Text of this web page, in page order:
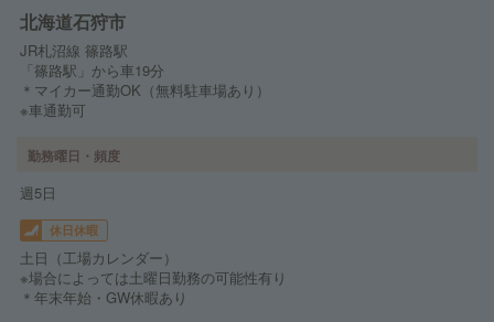
北海道石狩市
JR札沼線 篠路駅
「篠路駅」から車19分
＊マイカー通勤OK（無料駐車場あり）
※車通勤可
勤務曜日・頻度
週5日
休日休暇
土日（工場カレンダー）
※場合によっては土曜日勤務の可能性有り
＊年末年始・GW休暇あり